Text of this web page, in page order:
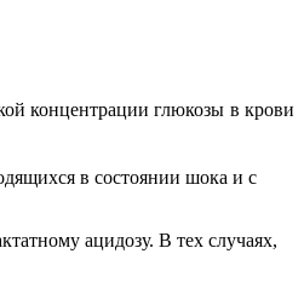
концентрации глюкозы в крови
в состоянии шока и с
ацидозу. В тех случаях,